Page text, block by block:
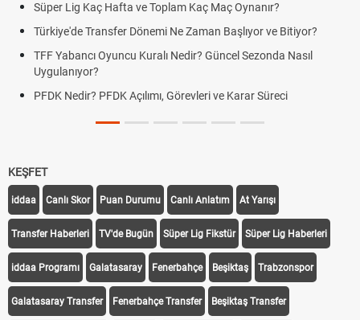
Süper Lig Kaç Hafta ve Toplam Kaç Maç Oynanır?
Türkiye'de Transfer Dönemi Ne Zaman Başlıyor ve Bitiyor?
TFF Yabancı Oyuncu Kuralı Nedir? Güncel Sezonda Nasıl
Uygulanıyor?
PFDK Nedir? PFDK Açılımı, Görevleri ve Karar Süreci
KEŞFET
iddaa Canlı Skor Puan Durumu Canlı Anlatım At Yarışı
Transfer Haberleri TV'de Bugün Süper Lig Fikstür Süper Lig Haberleri
iddaa Programı Galatasaray Fenerbahçe Beşiktaş Trabzonspor
Galatasaray Transfer Fenerbahçe Transfer Beşiktaş Transfer